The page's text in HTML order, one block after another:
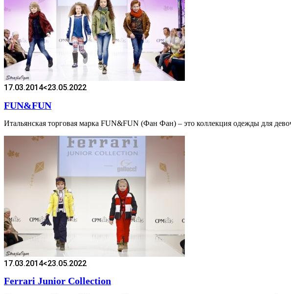
17.03.2014<23.05.2022
FUN&FUN
Итальянская торговая марка FUN&FUN (Фан Фан) – это коллекция одежды для
17.03.2014<23.05.2022
Ferrari Junior Collection